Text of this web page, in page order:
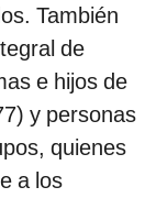
También
de
e hijos de
y personas
quienes
a los